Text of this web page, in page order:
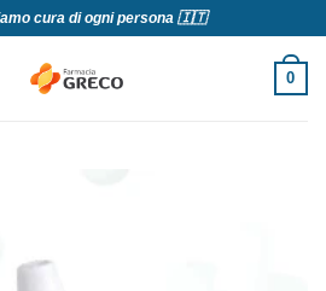
cura di ogni persona 🇮🇹
0